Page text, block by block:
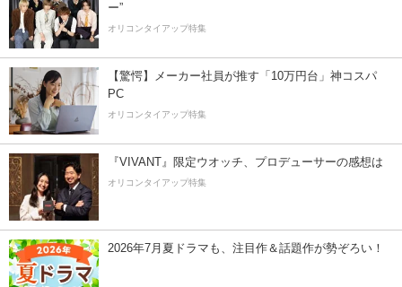
ー”
オリコンタイアップ特集
【驚愕】メーカー社員が推す「10万円台」神コスパ
PC
オリコンタイアップ特集
『VIVANT』限定ウオッチ、プロデューサーの感想は
オリコンタイアップ特集
2026年7月夏ドラマも、注目作＆話題作が勢ぞろい！